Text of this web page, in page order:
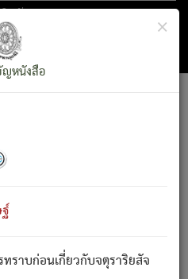
ยสัจ
สารบัญ×
หนังสือ
ราบก่อนเกี่ยวกับจตุราริยสัจ
แล้ว มีผัสสะบังหน้า
ประการใด แต่สิ่งนั้นย่อมเป็น
ากที่เขาสำคัญนั้น
ภพบังหน้าแล้ว มีภพโดยความ
) จึงได้เพลิดเพลินยิ่งนักในภพ